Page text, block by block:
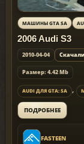
МАШИНЫ GTA SA
2006 Audi S3
2010-04-04
Размер: 4.42 Mb
AUDI ДЛЯ GTA: SA ,
ПОДРОБНЕЕ
FASTEEN